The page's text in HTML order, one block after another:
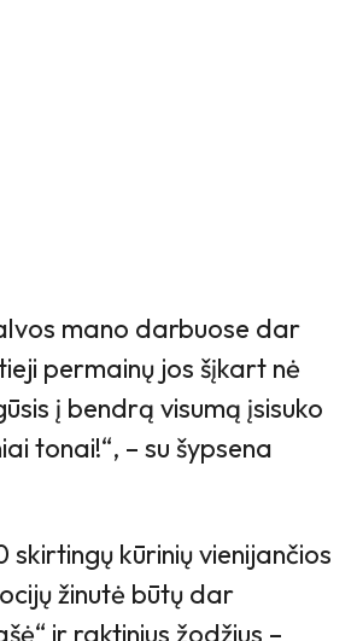
mano darbuose dar
permainų jos šįkart nė
į bendrą visumą įsisuko
tonai!“, – su šypsena
kūrinių vienijančios
žinutė būtų dar
ir raktinius žodžius –